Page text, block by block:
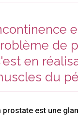
de
en
du
prostate est une